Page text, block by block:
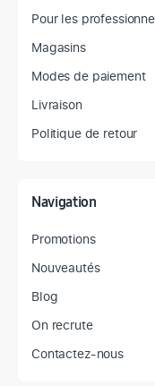
Pour les
Magasins
Modes de paiement
Livraison
Politique de retour
Navigation
Promotions
Nouveautés
Blog
On recrute
Contactez-nous